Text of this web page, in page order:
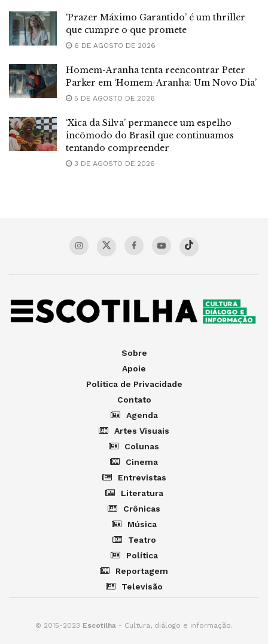
‘Prazer Máximo Garantido’ é um thriller
que cumpre o que promete
6 DE AGOSTO DE 2026
Homem-Aranha tenta reencontrar Peter
Parker em ‘Homem-Aranha: Um Novo Dia’
5 DE AGOSTO DE 2026
‘Xica da Silva’ permanece um espelho
incômodo do Brasil que continuamos
tentando compreender
3 DE AGOSTO DE 2026
Sobre
Apoie
Política de Privacidade
Contato
Agenda
Artes Visuais
Colunas
Cinema
Entrevistas
Literatura
Crônicas
Música
Teatro
Política
Reportagem
Televisão
© 2015-2023 Escotilha - Cultura, diálogo e informação.